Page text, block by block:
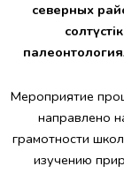
северных
Мероприятие
направлено
грамотности
изучению